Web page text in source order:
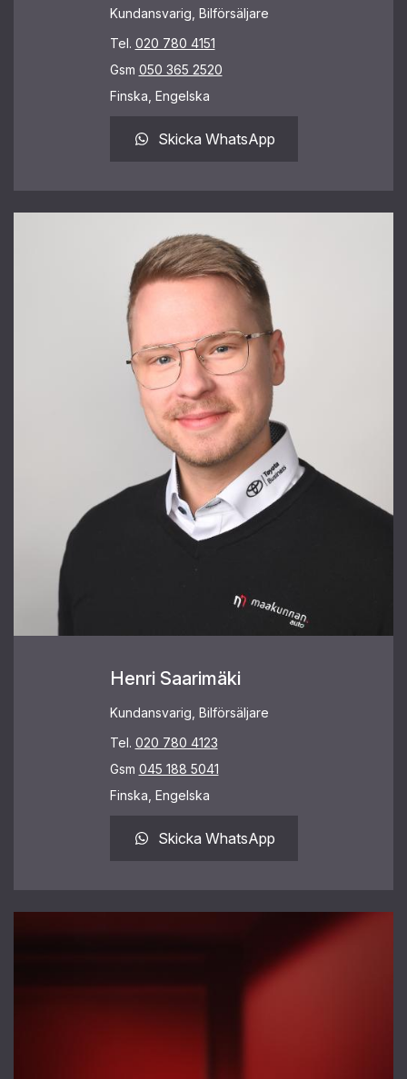
Kundansvarig, Bilförsäljare
Tel. 020 780 4151
Gsm 050 365 2520
Finska, Engelska
Skicka WhatsApp
Henri Saarimäki
Kundansvarig, Bilförsäljare
Tel. 020 780 4123
Gsm 045 188 5041
Finska, Engelska
Skicka WhatsApp